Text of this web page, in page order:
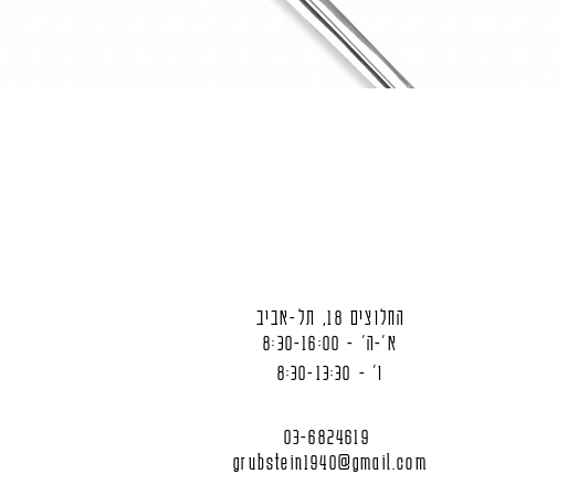
החלוצים 18, תל-אביב
א'-ה' - 8:30-16:00
ו' - 8:30-13:30
03-6824619
grubstein1940@gmail.com